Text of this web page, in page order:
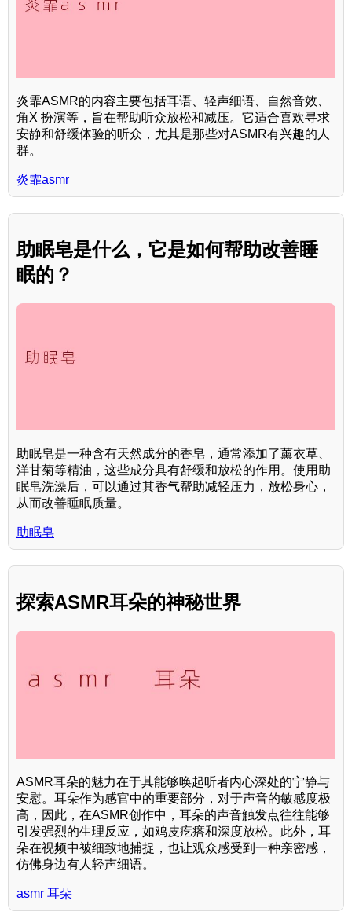
炎霏ASMR的内容主要包括耳语、轻声细语、自然音效、
角X 扮演等，旨在帮助听众放松和减压。它适合喜欢寻求
安静和舒缓体验的听众，尤其是那些对ASMR有兴趣的人
群。
炎霏asmr
助眠皂是什么，它是如何帮助改善睡
眠的？
助眠皂是一种含有天然成分的香皂，通常添加了薰衣草、
洋甘菊等精油，这些成分具有舒缓和放松的作用。使用助
眠皂洗澡后，可以通过其香气帮助减轻压力，放松身心，
从而改善睡眠质量。
助眠皂
探索ASMR耳朵的神秘世界
ASMR耳朵的魅力在于其能够唤起听者内心深处的宁静与
安慰。耳朵作为感官中的重要部分，对于声音的敏感度极
高，因此，在ASMR创作中，耳朵的声音触发点往往能够
引发强烈的生理反应，如鸡皮疙瘩和深度放松。此外，耳
朵在视频中被细致地捕捉，也让观众感受到一种亲密感，
仿佛身边有人轻声细语。
asmr 耳朵